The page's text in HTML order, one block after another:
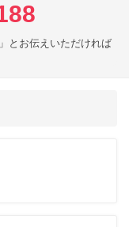
」とお伝えいただければ